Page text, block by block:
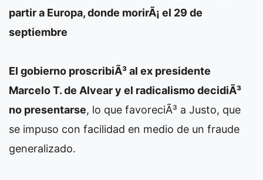
partir a Europa, donde morirÃ¡ el 29 de
septiembre
El gobierno proscribiÃ³ al ex presidente
Marcelo T. de Alvear y el radicalismo decidiÃ³
no presentarse, lo que favoreciÃ³ a Justo, que
se impuso con facilidad en medio de un fraude
generalizado.